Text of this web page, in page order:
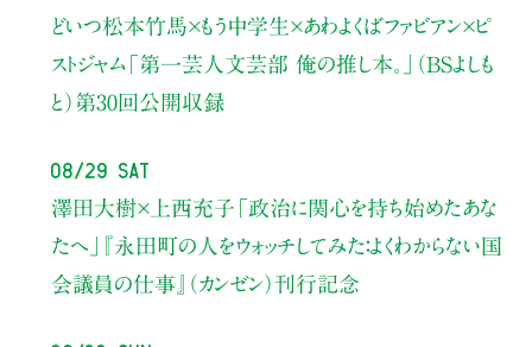
どいつ松本竹馬×もう中学生×あわよくばファビアン×ピ
ストジャム「第一芸人文芸部 俺の推し本。」（BSよしも
と） 第30回公開収録
08/29 Sat
澤田大樹×上西充子 「政治に関心を持ち始めたあな
たへ」
『永田町の人をウォッチしてみた：よくわからない国
会議員の仕事』（カンゼン）刊行記念